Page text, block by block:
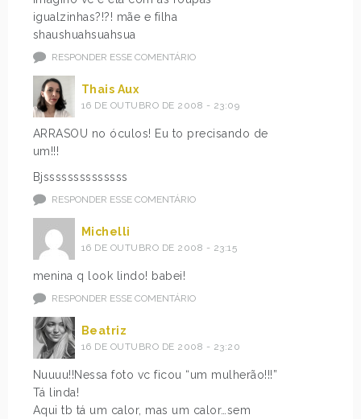
igualzinhas?!?! mãe e filha
shaushuahsuahsua
RESPONDER ESSE COMENTÁRIO
Thais Aux
16 DE OUTUBRO DE 2008 - 23:09
ARRASOU no óculos! Eu to precisando de
um!!!
Bjssssssssssssss
RESPONDER ESSE COMENTÁRIO
Michelli
16 DE OUTUBRO DE 2008 - 23:15
menina q look lindo! babei!
RESPONDER ESSE COMENTÁRIO
Beatriz
16 DE OUTUBRO DE 2008 - 23:20
Nuuuu!!Nessa foto vc ficou “um mulherão!!!”
Tá linda!
Aqui tb tá um calor, mas um calor…sem